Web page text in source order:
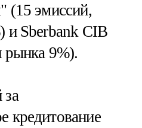
(15 эмиссий,
и Sberbank CIB
рынка 9%).
кредитование